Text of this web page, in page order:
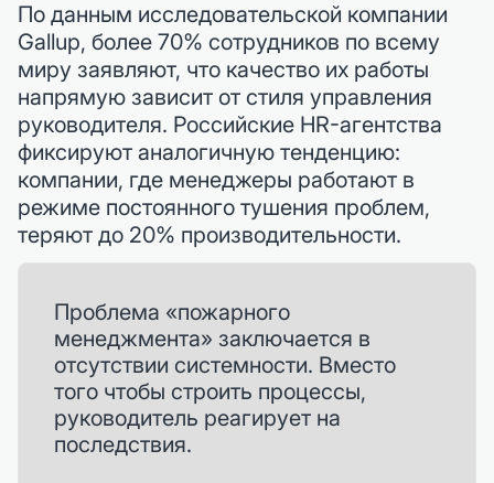
По данным исследовательской компании
Gallup, более 70% сотрудников по всему
миру заявляют, что качество их работы
напрямую зависит от стиля управления
руководителя. Российские HR-агентства
фиксируют аналогичную тенденцию:
компании, где менеджеры работают в
режиме постоянного тушения проблем,
теряют до 20% производительности.
Проблема «пожарного
менеджмента» заключается в
отсутствии системности. Вместо
того чтобы строить процессы,
руководитель реагирует на
последствия.